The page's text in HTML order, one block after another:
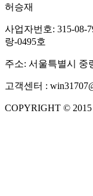
허승재
사업자번호: 315-08-
랑-0495호
주소: 서울특별시 중
고객센터 :
COPYRIGHT © 2015